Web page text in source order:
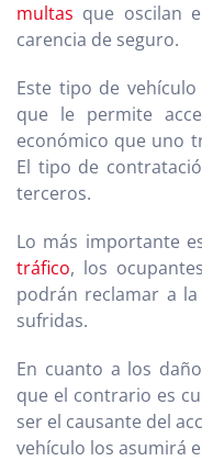
multas que oscilan
carencia de seguro.
Este tipo de
que le permite
económico que uno
El tipo de
terceros.
Lo más importante
tráfico, los
podrán reclamar a
sufridas.
En cuanto a los
que el contrario es
ser el causante del
vehículo los asumirá